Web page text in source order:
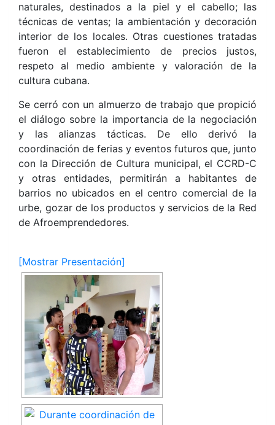
naturales, destinados a la piel y el cabello; las
técnicas de ventas; la ambientación y decoración
interior de los locales. Otras cuestiones tratadas
fueron el establecimiento de precios justos,
respeto al medio ambiente y valoración de la
cultura cubana.
Se cerró con un almuerzo de trabajo que propició
el diálogo sobre la importancia de la negociación
y las alianzas tácticas. De ello derivó la
coordinación de ferias y eventos futuros que, junto
con la Dirección de Cultura municipal, el CCRD-C
y otras entidades, permitirán a habitantes de
barrios no ubicados en el centro comercial de la
urbe, gozar de los productos y servicios de la Red
de Afroemprendedores.
[Mostrar Presentación]